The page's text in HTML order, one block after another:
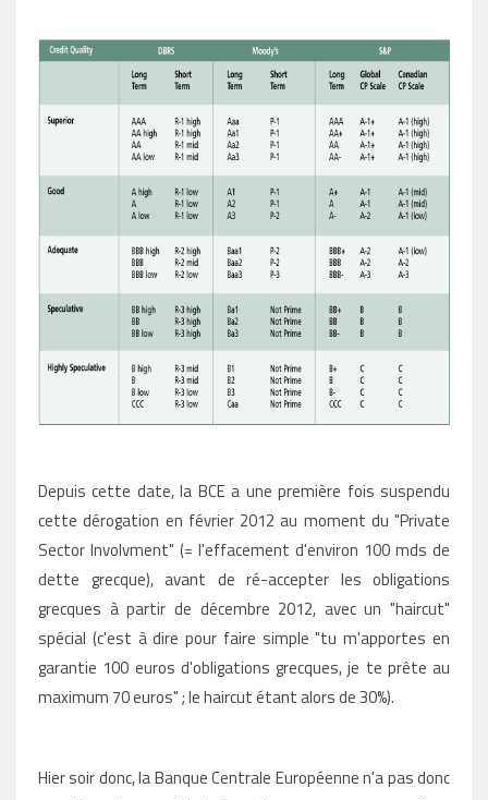
Depuis cette date, la BCE a une première fois suspendu
cette dérogation en février 2012 au moment du "Private
Sector Involvment" (= l'effacement d'environ 100 mds de
dette grecque), avant de ré-accepter les obligations
grecques à partir de décembre 2012, avec un "haircut"
spécial (c'est à dire pour faire simple "tu m'apportes en
garantie 100 euros d'obligations grecques, je te prête au
maximum 70 euros" ; le haircut étant alors de 30%).
Hier soir donc, la Banque Centrale Européenne n'a pas donc